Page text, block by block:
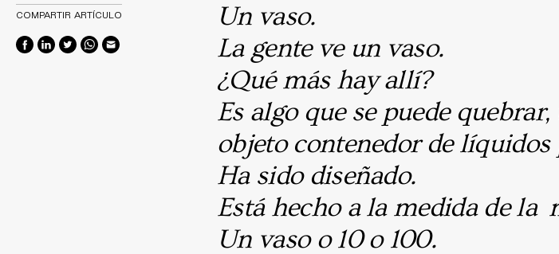
Un vaso.
La gente ve un vaso.
¿Qué más hay allí?
Es algo que se puede
objeto contenedor de
Ha sido diseñado.
Está hecho a la medida de la
Un vaso o 10 o 100.
COMPARTIR ARTÍCULO